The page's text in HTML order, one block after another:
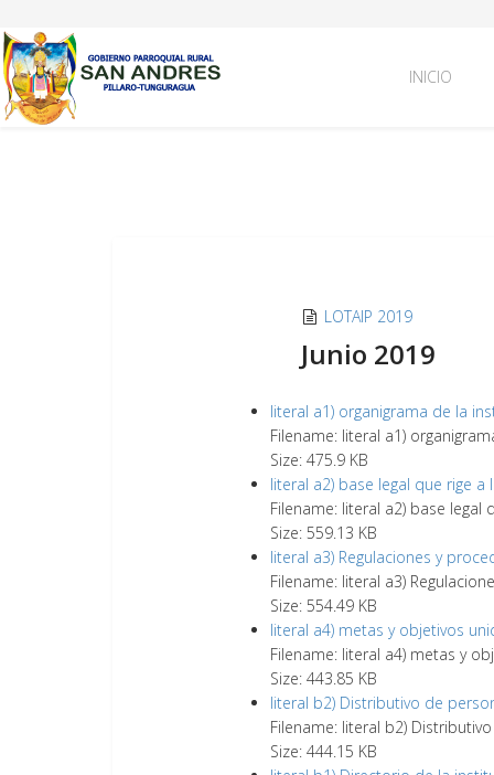
INICIO
LOTAIP 2019
Junio 2019
literal a1) organigrama de la
Filename: literal a1)
Size: 475.9 KB
literal a2) base legal que rige
Filename: literal a2) base legal
Size: 559.13 KB
literal a3) Regulaciones y
Filename: literal a3)
Size: 554.49 KB
literal a4) metas y objetivos
Filename: literal a4) metas y
Size: 443.85 KB
literal b2) Distributivo de
Filename: literal b2)
Size: 444.15 KB